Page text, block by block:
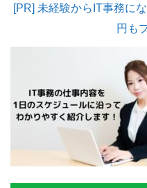
[PR] 未経験からIT事務に
円も